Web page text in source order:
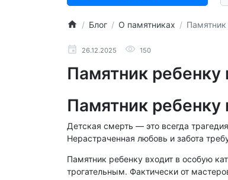
Блог О памятниках Памятник
26.12.2025 150
Памятник ребенку
Памятник ребенку
Детская смерть — это всегда
Нерастраченная любовь и забота
Памятник ребенку входит в особую
трогательным. Фактически от